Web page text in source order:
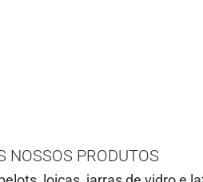
NOSSOS PRODUTOS